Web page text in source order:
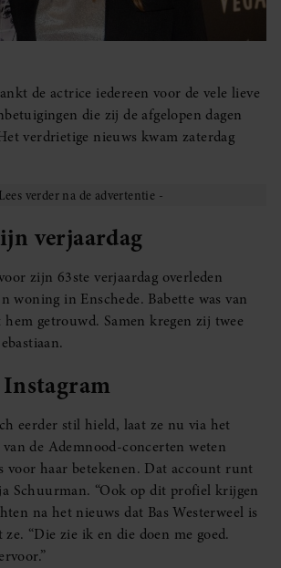
de actrice iedereen voor de vele lieve
die zij de afgelopen dagen
verdrietige nieuws kwam zaterdag
verjaardag
zijn 63ste verjaardag overleden
woning in Enschede. Babette was van
getrouwd. Samen kregen zij twee
eerder stil hield, laat ze nu via het
de Ademnood-concerten weten
voor haar betekenen. Dat account runt
Schuurman. “Ook op dit profiel krijgen
na het nieuws dat Bas Westerweel is
ze. “Die zie ik en die doen me goed.